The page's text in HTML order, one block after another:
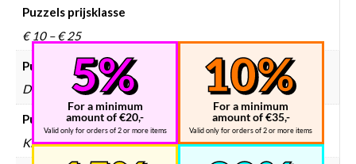
Puzzels prijsklasse
€ 10 – € 25
Puzzels collectie
Dieren
Puzzels doelgroep
Kinderen, Volwassenen
For a minimum
amount of €20,-
Valid only for orders of 2 or more items
For a minimum
amount of €35,-
Valid only for orders of 2 or more items